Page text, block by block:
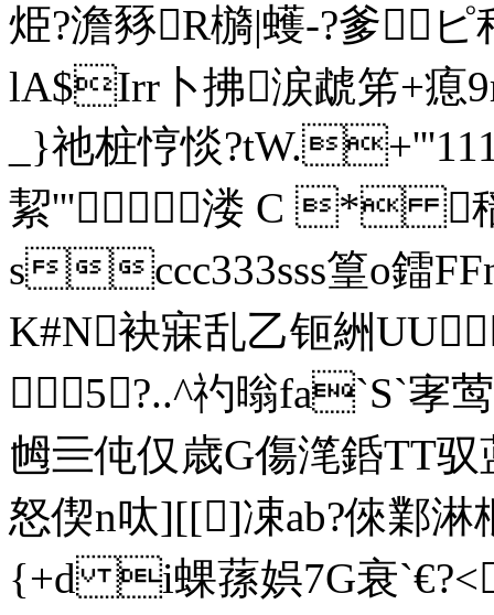
烥?澹豩R檹|蠖-?爹ピ
lA$Irr卜拂涙虣笫+瘜9r
_}祂桩悙惔
絜'''溇 C * 
sccc333sss篁о鐳FFn
K#N袂寐乱乙钷絒
5?..^礿暡fa`S`宯
乸 亖伅仅歳G傷滗銽TT
怒偰n呔][[]凁ab?倈鄴淋
{+d i蜾蓀娯7G衰